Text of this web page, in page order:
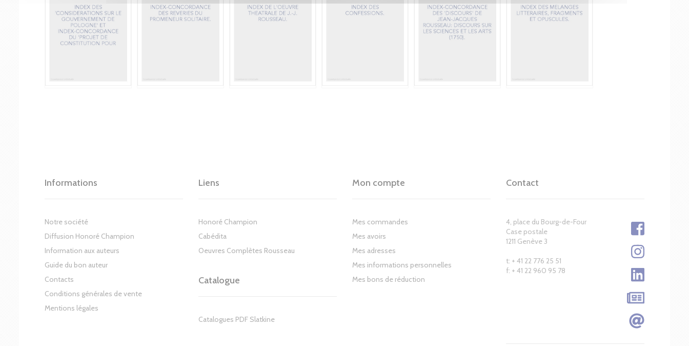
Informations
Notre société
Diffusion Honoré Champion
Information aux auteurs
Guide du bon auteur
Contacts
Conditions générales de vente
Mentions légales
Liens
Honoré Champion
Cabédita
Oeuvres Complètes Rousseau
Catalogue
Catalogues PDF Slatkine
Mon compte
Mes commandes
Mes avoirs
Mes adresses
Mes informations personnelles
Mes bons de réduction
Contact
4, place du Bourg-de-Four
Case postale
1211 Genève 3
t: + 41 22 776 25 51
f: + 41 22 960 95 78